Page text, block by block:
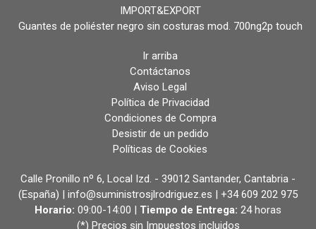
IMPORT&EXPORT
Guantes de poliéster negro sin costuras mod. 700ng2p touch
Ir arriba
Contáctanos
Aviso Legal
Política de Privacidad
Condiciones de Compra
Desistir de un pedido
Políticas de Cookies
Calle Pronillo nº 6, Local Izd. - 39012 Santander, Cantabria -
(España) | info@suministrosjlrodriguez.es | +34 609 202 975
Horario: 09:00-14:00 | Tiempo de Entrega: 24 horas
(*) Precios sin Impuestos incluidos